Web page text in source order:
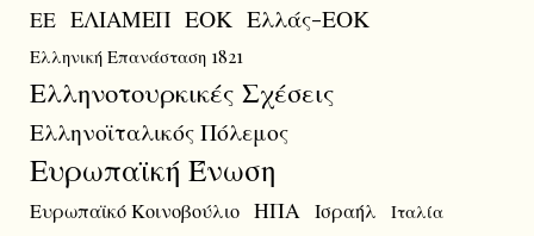
ΕΕ ΕΛΙΑΜΕΠ ΕΟΚ Ελλάς-ΕΟΚ
Ελληνική Επανάσταση 1821
Ελληνοτουρκικές Σχέσεις
Ελληνοϊταλικός Πόλεμος
Ευρωπαϊκή Ένωση
Ευρωπαϊκό Κοινοβούλιο ΗΠΑ Ισραήλ
Ιταλία